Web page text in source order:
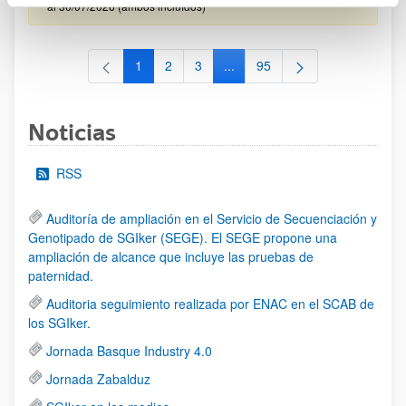
al 30/07/2026 (ambos incluídos)
Página
1 Página
2 Página
3 ...Páginas intermedias Use TAB
Página
95
Noticias
RSS
Auditoría de ampliación en el Servicio de Secuenciación y
Genotipado de SGIker (SEGE). El SEGE propone una
ampliación de alcance que incluye las pruebas de
paternidad.
Auditoria seguimiento realizada por ENAC en el SCAB de
los SGIker.
Jornada Basque Industry 4.0
Jornada Zabalduz